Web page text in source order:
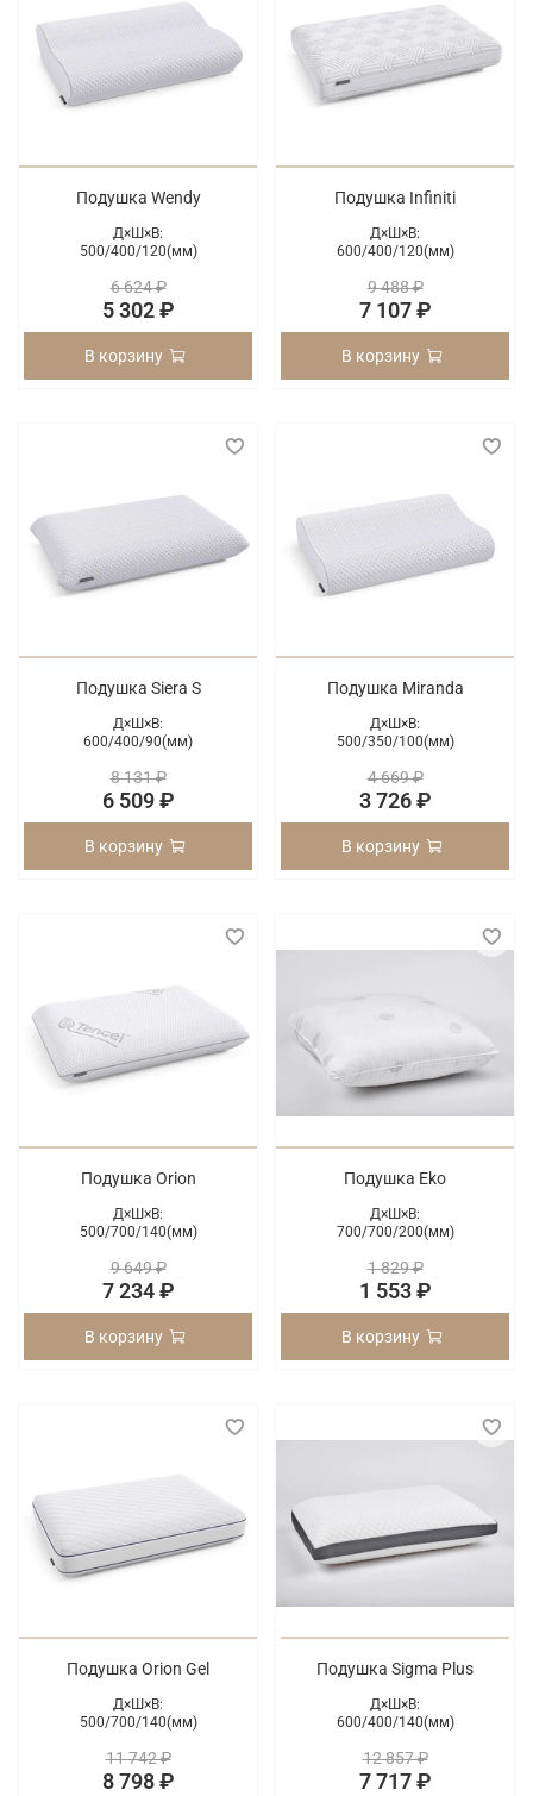
Подушка Wendy
Д×Ш×В:
500/400/120(мм)
6 624 ₽
5 302 ₽
В корзину
Подушка Infiniti
Д×Ш×В:
600/400/120(мм)
9 488 ₽
7 107 ₽
В корзину
Подушка Siera S
Д×Ш×В:
600/400/90(мм)
8 131 ₽
6 509 ₽
В корзину
Подушка Miranda
Д×Ш×В:
500/350/100(мм)
4 669 ₽
3 726 ₽
В корзину
Подушка Orion
Д×Ш×В:
500/700/140(мм)
9 649 ₽
7 234 ₽
В корзину
Подушка Eko
Д×Ш×В:
700/700/200(мм)
1 829 ₽
1 553 ₽
В корзину
Подушка Orion Gel
Д×Ш×В:
500/700/140(мм)
11 742 ₽
8 798 ₽
Подушка Sigma Plus
Д×Ш×В:
600/400/140(мм)
12 857 ₽
7 717 ₽